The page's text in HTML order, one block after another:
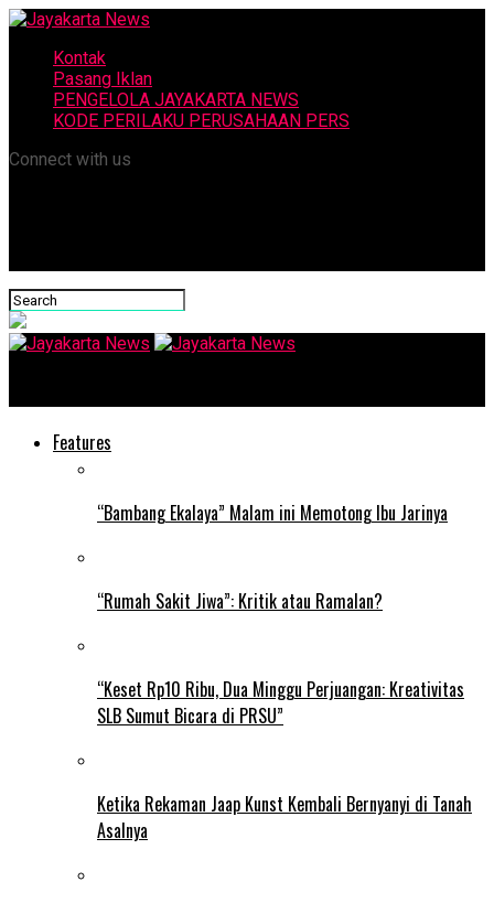
Kontak
Pasang Iklan
PENGELOLA JAYAKARTA NEWS
KODE PERILAKU PERUSAHAAN PERS
Connect with us
Features
“Bambang Ekalaya” Malam ini Memotong Ibu Jarinya
“Rumah Sakit Jiwa”: Kritik atau Ramalan?
“Keset Rp10 Ribu, Dua Minggu Perjuangan: Kreativitas
SLB Sumut Bicara di PRSU”
Ketika Rekaman Jaap Kunst Kembali Bernyanyi di Tanah
Asalnya